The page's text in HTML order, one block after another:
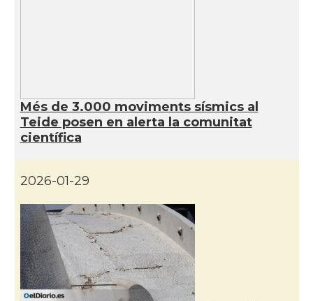
Més de 3.000 moviments sísmics al
Teide posen en alerta la comunitat
científica
2026-01-29